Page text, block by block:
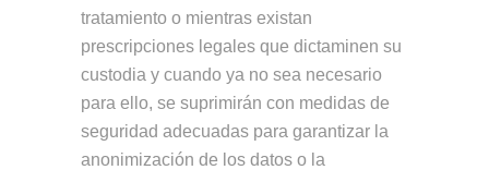
tratamiento o mientras existan
prescripciones legales que dictaminen su
custodia y cuando ya no sea necesario
para ello, se suprimirán con medidas de
seguridad adecuadas para garantizar la
anonimización de los datos o la